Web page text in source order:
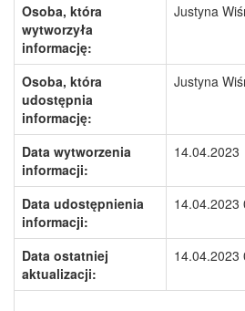
Osoba, która
wytworzyła
informację:
Justyna
Osoba, która
udostępnia
informację:
Justyna
Data wytworzenia
informacji:
14.04.2023
Data udostępnienia
informacji:
14.04.2023
Data ostatniej
aktualizacji:
14.04.2023